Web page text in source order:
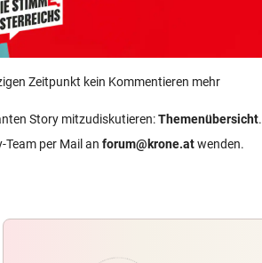
Zeitpunkt kein Kommentieren mehr
Story mitzudiskutieren:Themenübersicht.
Team per Mail an forum@krone.atwenden.